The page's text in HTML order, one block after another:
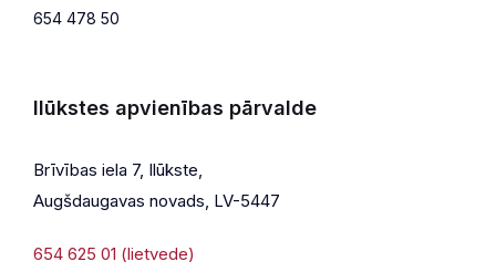
654 478 50
Ilūkstes apvienības pārvalde
Brīvības iela 7, Ilūkste,
Augšdaugavas novads, LV-5447
654 625 01 (lietvede)